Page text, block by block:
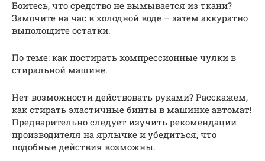
Боитесь, что средство не вымывается из ткани?
Замочите на час в холодной воде – затем аккуратно
выполощите остатки.
По теме: как постирать компрессионные чулки в
стиральной машине.
Нет возможности действовать руками? Расскажем,
как стирать эластичные бинты в машинке автомат!
Предварительно следует изучить рекомендации
производителя на ярлычке и убедиться, что
подобные действия возможны.